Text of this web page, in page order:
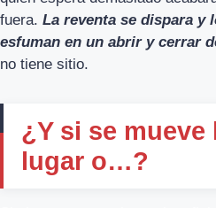
fuera. La reventa se dispara y
esfuman en un abrir y cerrar
no tiene sitio.
¿Y si se mueve
lugar o…?